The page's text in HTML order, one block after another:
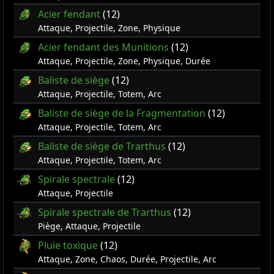
Acier fendant(12)
Attaque, Projectile, Zone, Physique
Acier fendant des Munitions (12)
Attaque, Projectile, Zone, Physique, Durée
Baliste de siège(12)
Attaque, Projectile, Totem, Arc
Baliste de siège de la Fragmentation (12)
Attaque, Projectile, Totem, Arc
Baliste de siège de Trarthus (12)
Attaque, Projectile, Totem, Arc
Spirale spectrale(12)
Attaque, Projectile
Spirale spectrale de Trarthus (12)
Piège, Attaque, Projectile
Pluie toxique(12)
Attaque, Zone, Chaos, Durée, Projectile, Arc